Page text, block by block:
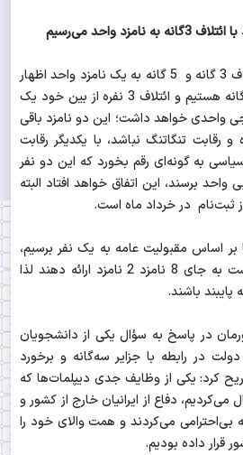
واحد می‌رسیم
وی در خصوص رسیدن ائتلاف 3 گانه و 5 گانه به یک نامزد واحد اظهار
داشت: ما دو مجموعه جداگانه هستیم و ائتلاف 3 نفره از بین خود یک
نیز خروجی واحدی خواهد داشت؛ این دو نامزد باقی
رقابت تنگاتنگ نباشد، با یکدیگر رقابت
به گونه‌ای رقم بخورد که این دو نفر
واحد برسند، این اتفاق خواهد افتاد البته
ثبت‌نام در خرداد ماه است.
بر اساس مقبولیت عامه به یک نفر برسیم،
گفت: این دو ائتلاف قرار است به جای 8 نامزد 2 نامزد ارائه دهند لذا
پایبند باشند.
در پاسخ به سؤال یکی از دانشجویان
در رابطه با جزایر سه‌گانه و برخورد
کرد: یکی از وظایف جدی دیپلمات‌ها که
می‌کردیم، دفاع از ایرانیان خارج از کشور و
بی‌احترامی می‌کردند و همت والای خود را
قرار داده بودیم.